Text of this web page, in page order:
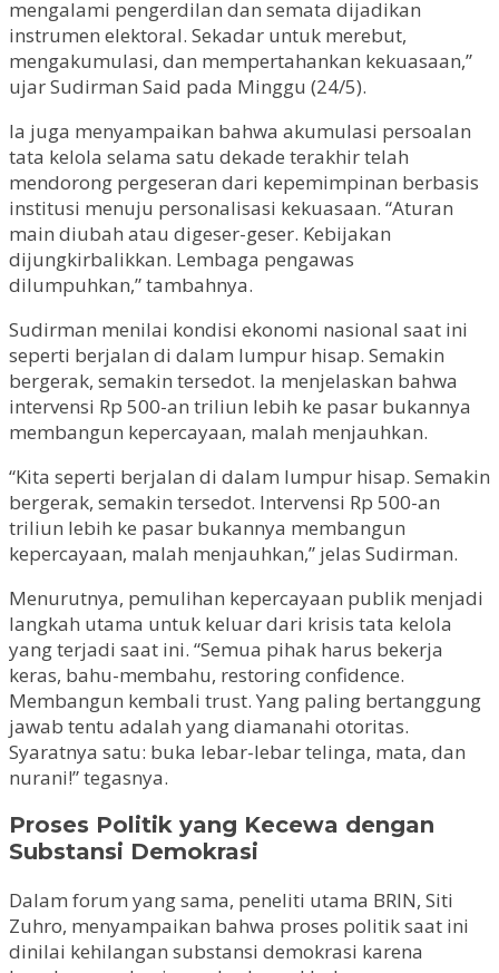
mengalami pengerdilan dan semata dijadikan
instrumen elektoral. Sekadar untuk merebut,
mengakumulasi, dan mempertahankan kekuasaan,”
ujar Sudirman Said pada Minggu (24/5).
Ia juga menyampaikan bahwa akumulasi persoalan
tata kelola selama satu dekade terakhir telah
mendorong pergeseran dari kepemimpinan berbasis
institusi menuju personalisasi kekuasaan. “Aturan
main diubah atau digeser-geser. Kebijakan
dijungkirbalikkan. Lembaga pengawas
dilumpuhkan,” tambahnya.
Sudirman menilai kondisi ekonomi nasional saat ini
seperti berjalan di dalam lumpur hisap. Semakin
bergerak, semakin tersedot. Ia menjelaskan bahwa
intervensi Rp 500-an triliun lebih ke pasar bukannya
membangun kepercayaan, malah menjauhkan.
“Kita seperti berjalan di dalam lumpur hisap. Semakin
bergerak, semakin tersedot. Intervensi Rp 500-an
triliun lebih ke pasar bukannya membangun
kepercayaan, malah menjauhkan,” jelas Sudirman.
Menurutnya, pemulihan kepercayaan publik menjadi
langkah utama untuk keluar dari krisis tata kelola
yang terjadi saat ini. “Semua pihak harus bekerja
keras, bahu-membahu, restoring confidence.
Membangun kembali trust. Yang paling bertanggung
jawab tentu adalah yang diamanahi otoritas.
Syaratnya satu: buka lebar-lebar telinga, mata, dan
nurani!” tegasnya.
Proses Politik yang Kecewa dengan
Substansi Demokrasi
Dalam forum yang sama, peneliti utama BRIN, Siti
Zuhro, menyampaikan bahwa proses politik saat ini
dinilai kehilangan substansi demokrasi karena